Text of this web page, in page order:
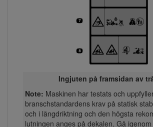
Ingjuten på framsidan av
Note: Maskinen har testats och
branschstandardens krav på statisk
och i längdriktning och den högsta
lutningen anges på dekalen. Gå igenom